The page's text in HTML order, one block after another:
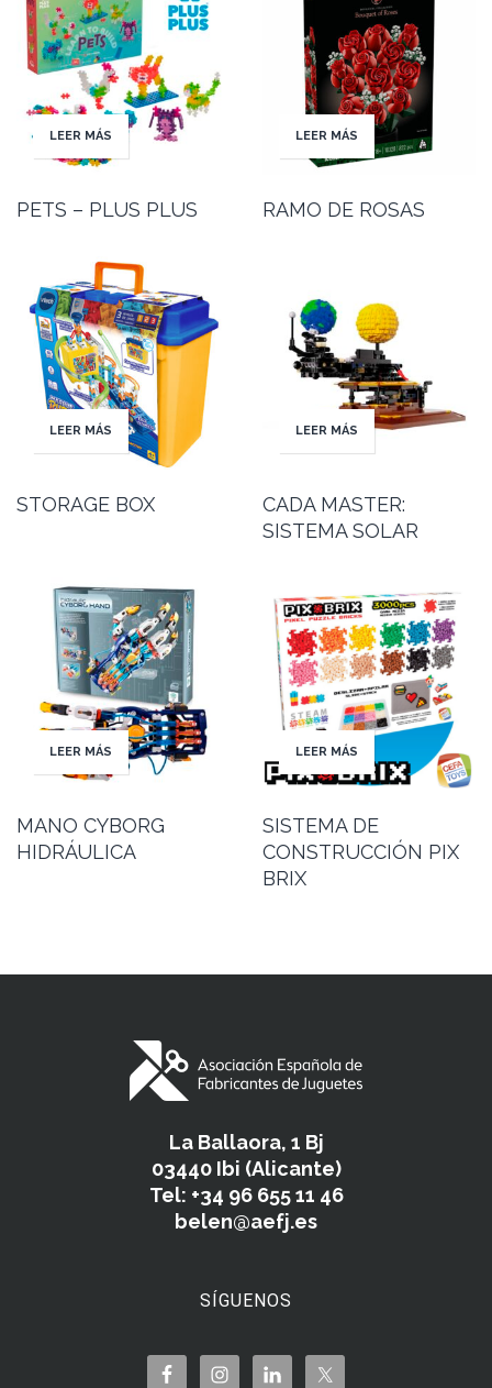
LEER MÁS
PETS – PLUS PLUS
LEER MÁS
RAMO DE ROSAS
LEER MÁS
STORAGE BOX
LEER MÁS
CADA MASTER:
SISTEMA SOLAR
LEER MÁS
MANO CYBORG
HIDRÁULICA
LEER MÁS
SISTEMA DE
CONSTRUCCIÓN PIX
BRIX
La Ballaora, 1 Bj
03440 Ibi (Alicante)
Tel: +34 96 655 11 46
belen@aefj.es
SÍGUENOS